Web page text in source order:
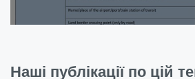
Наші публікації по цій